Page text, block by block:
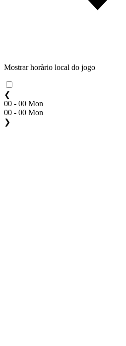
Mostrar horàrio local do jogo
❮
00 - 00 Mon
00 - 00 Mon
❯